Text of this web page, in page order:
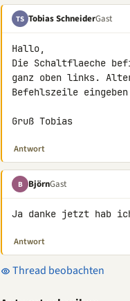
TS Tobias SchneiderGast
Hallo,
Die Schaltflaeche
ganz oben links.
Befehlszeile
Gruß Tobias
Antwort
B BjörnGast
Ja danke jetzt hab
Antwort
Thread beobachten